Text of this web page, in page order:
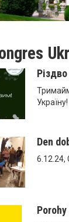
Україну!
Den
6.12.24,